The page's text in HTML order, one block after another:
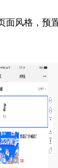
面风格，预